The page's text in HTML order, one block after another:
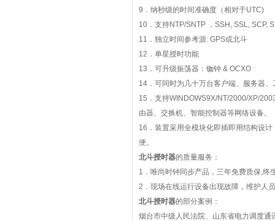
9 ．纳秒级的时间准确度（相对于UTC)
10 ．支持NTP/SNTP ， SSH, SSL, SCP,
11 ．独立时间参考源: GPS或北斗
12 ．单星授时功能
13 ．可升级振荡器：铷钟 & OCXO
14 ．可同时为几十万台客户端、服务器
15 ．支持WINDOWS9X/NT/2000/XP/
由器、交换机、智能控制器等网络设备。
16 ．装置采用全模块化即插即用结构设
便。
北斗授时器的质量服务：
1 ．唯尚时钟同步产品，三年免费质保,终
2 ．现场在线运行设备出现故障，维护人员
北斗授时器的部分案例：
烟台市中级人民法院、山东省电力调度